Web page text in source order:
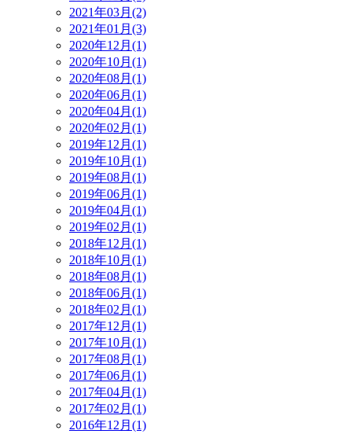
2021年03月(2)
2021年01月(3)
2020年12月(1)
2020年10月(1)
2020年08月(1)
2020年06月(1)
2020年04月(1)
2020年02月(1)
2019年12月(1)
2019年10月(1)
2019年08月(1)
2019年06月(1)
2019年04月(1)
2019年02月(1)
2018年12月(1)
2018年10月(1)
2018年08月(1)
2018年06月(1)
2018年02月(1)
2017年12月(1)
2017年10月(1)
2017年08月(1)
2017年06月(1)
2017年04月(1)
2017年02月(1)
2016年12月(1)